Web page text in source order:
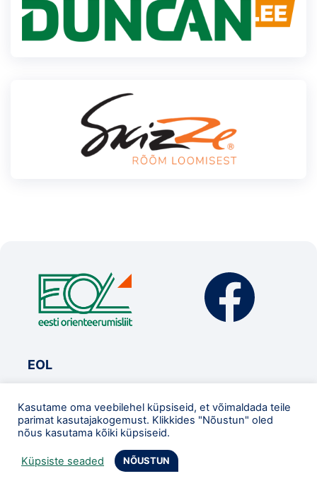
EOL
Alustajale
Koondis
Uudised
Kasutame oma veebilehel küpsiseid, et võimaldada teile
parimat kasutajakogemust. Klikkides "Nõustun" oled
nõus kasutama kõiki küpsiseid.
Küpsiste seaded NÕUSTUN